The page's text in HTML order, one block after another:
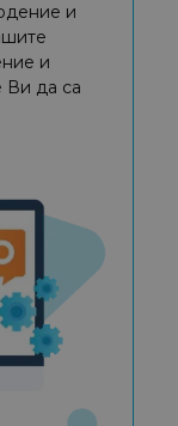
и
и
Ви да са